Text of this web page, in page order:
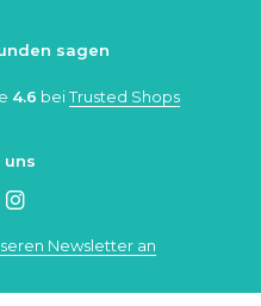
sagen
4.6 beiTrusted Shops
uns
Newsletter an